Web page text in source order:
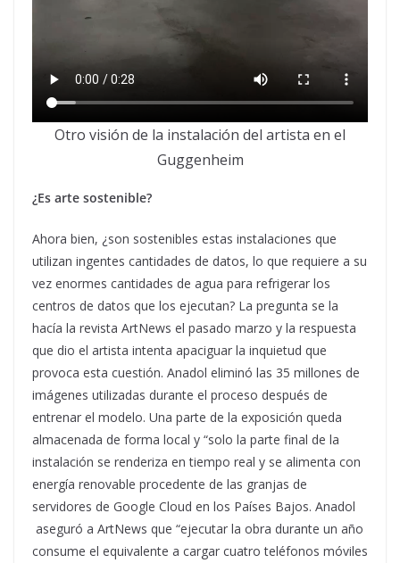
Otro visión de la instalación del artista en el
Guggenheim
¿Es arte sostenible?
Ahora bien, ¿son sostenibles estas instalaciones que
utilizan ingentes cantidades de datos, lo que requiere a su
vez enormes cantidades de agua para refrigerar los
centros de datos que los ejecutan? La pregunta se la
hacía la revista ArtNews el pasado marzo y la respuesta
que dio el artista intenta apaciguar la inquietud que
provoca esta cuestión. Anadol eliminó las 35 millones de
imágenes utilizadas durante el proceso después de
entrenar el modelo. Una parte de la exposición queda
almacenada de forma local y “solo la parte final de la
instalación se renderiza en tiempo real y se alimenta con
energía renovable procedente de las granjas de
servidores de Google Cloud en los Países Bajos. Anadol
aseguró a ArtNews que “ejecutar la obra durante un año
consume el equivalente a cargar cuatro teléfonos móviles